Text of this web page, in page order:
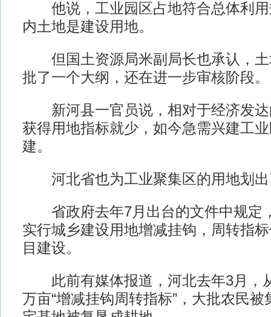
他说，工业园区占地符合总体利用
内土地是建设用地。
但国土资源局米副局长也承认，土
批了一个大纲，还在进一步审核阶段。
新河县一官员说，相对于经济发达
获得用地指标就少，如今急需兴建工
建。
河北省也为工业聚集区的用地划出
省政府去年7月出台的文件中规定
实行城乡建设用地增减挂钩，周转指
目建设。
此前有媒体报道，河北去年3月，
万亩“增减挂钩周转指标”，大批农民